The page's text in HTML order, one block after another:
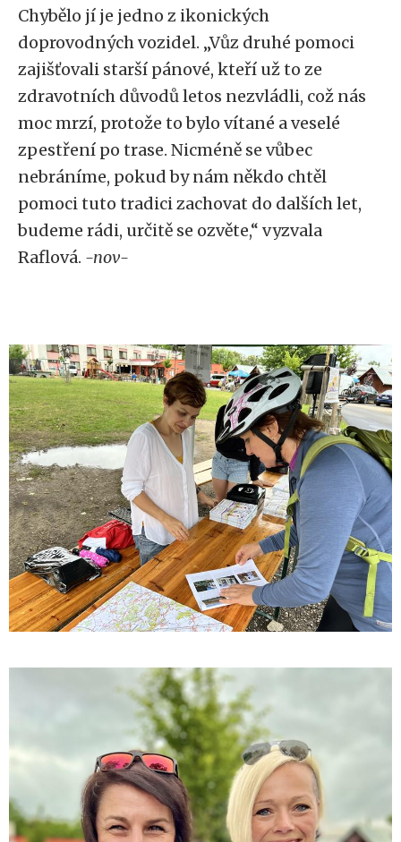
Chybělo jí je jedno z ikonických
doprovodných vozidel. „Vůz druhé pomoci
zajišťovali starší pánové, kteří už to ze
zdravotních důvodů letos nezvládli, což nás
moc mrzí, protože to bylo vítané a veselé
zpestření po trase. Nicméně se vůbec
nebráníme, pokud by nám někdo chtěl
pomoci tuto tradici zachovat do dalších let,
budeme rádi, určitě se ozvěte,“ vyzvala
Raflová. -nov-